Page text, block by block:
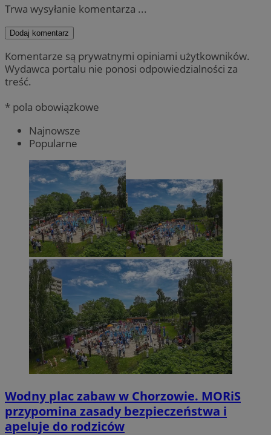
Trwa wysyłanie komentarza ...
Dodaj komentarz
Komentarze są prywatnymi opiniami użytkowników.
Wydawca portalu nie ponosi odpowiedzialności za
treść.
* pola obowiązkowe
Najnowsze
Popularne
Wodny plac zabaw w Chorzowie. MORiS
przypomina zasady bezpieczeństwa i
apeluje do rodziców